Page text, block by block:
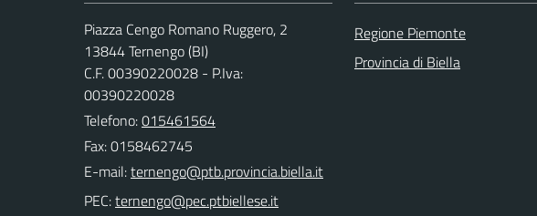
Piazza Cengo Romano Ruggero, 2
13844 Ternengo (BI)
C.F. 00390220028 - P.Iva:
00390220028
Telefono:015461564
Fax: 0158462745
E-mail:
PEC:
Regione Piemonte
Provincia di Biella